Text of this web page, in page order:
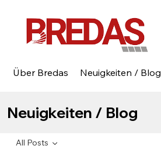
Über Bredas Neuigkeiten / Blog
Neuigkeiten / Blog
All Posts